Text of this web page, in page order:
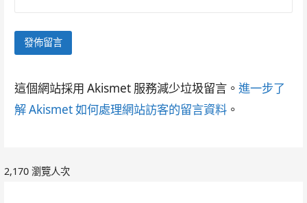
這個網站採用 Akismet 服務減少垃圾留言。 進一步了
解 Akismet 如何處理網站訪客的留言資料。
2,170 瀏覽人次